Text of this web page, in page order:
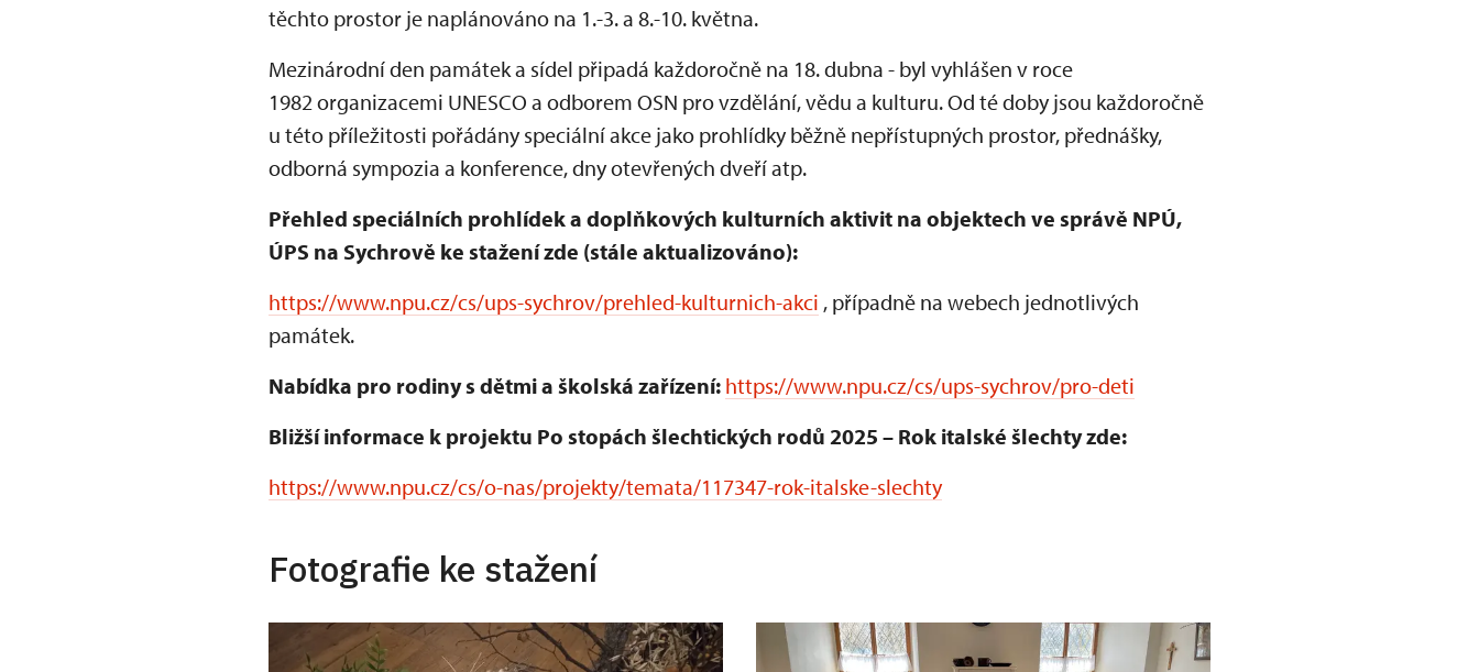
těchto prostor je naplánováno na 1.-3. a 8.-10. května.
Mezinárodní den památek a sídel připadá každoročně na 18. dubna - byl vyhlášen v roce
1982 organizacemi UNESCO a odborem OSN pro vzdělání, vědu a kulturu. Od té doby jsou každoročně
u této příležitosti pořádány speciální akce jako prohlídky běžně nepřístupných prostor, přednášky,
odborná sympozia a konference, dny otevřených dveří atp.
Přehled speciálních prohlídek a doplňkových kulturních aktivit na objektech ve správě NPÚ,
ÚPS na Sychrově ke stažení zde (stále aktualizováno):
https://www.npu.cz/cs/ups-sychrov/prehled-kulturnich-akci , případně na webech jednotlivých
památek.
Nabídka pro rodiny s dětmi a školská zařízení: https://www.npu.cz/cs/ups-sychrov/pro-deti
Bližší informace k projektu Po stopách šlechtických rodů 2025 – Rok italské šlechty zde:
https://www.npu.cz/cs/o-nas/projekty/temata/117347-rok-italske-slechty
Fotografie ke stažení